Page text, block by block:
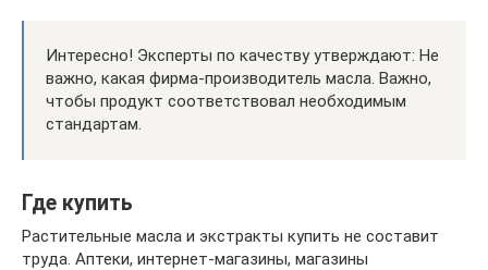
Интересно! Эксперты по качеству утверждают: Не
важно, какая фирма-производитель масла. Важно,
чтобы продукт соответствовал необходимым
стандартам.
Где купить
Растительные масла и экстракты купить не составит
труда. Аптеки, интернет-магазины, магазины